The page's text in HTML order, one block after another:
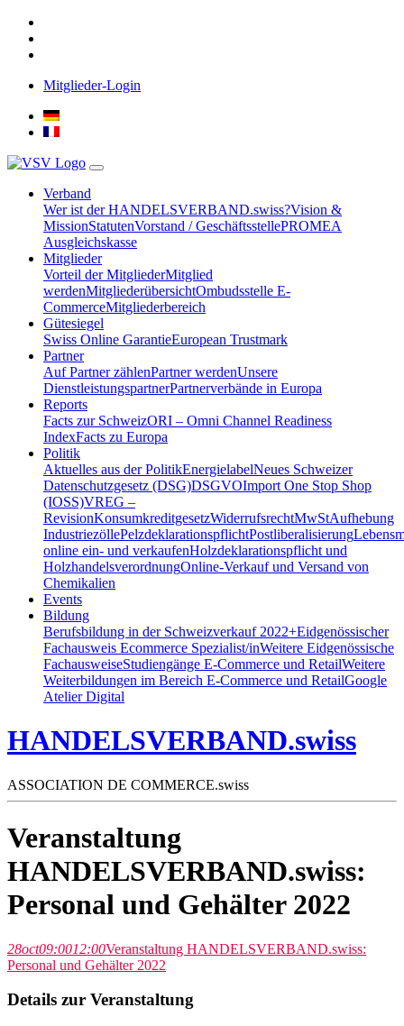
Mitglieder-Login
Verband
Wer ist der HANDELSVERBAND.swiss?Vision &
MissionStatutenVorstand / GeschäftsstellePROMEA
Ausgleichskasse
Mitglieder
Vorteil der MitgliederMitglied
werdenMitgliederübersichtOmbudsstelle E-
CommerceMitgliederbereich
Gütesiegel
Swiss Online GarantieEuropean Trustmark
Partner
Auf Partner zählenPartner werdenUnsere
DienstleistungspartnerPartnerverbände in Europa
Reports
Facts zur SchweizORI – Omni Channel Readiness
IndexFacts zu Europa
Politik
Aktuelles aus der PolitikEnergielabelNeues Schweizer
Datenschutzgesetz (DSG)DSGVOImport One Stop Shop
(IOSS)VREG –
RevisionKonsumkreditgesetzWiderrufsrechtMwStAufhebung
IndustriezöllePelzdeklarationspflichtPostliberalisierung
online ein- und verkaufenHolzdeklarationspflicht und
HolzhandelsverordnungOnline-Verkauf und Versand von
Chemikalien
Events
Bildung
Berufsbildung in der Schweizverkauf 2022+Eidgenössischer
Fachausweis Ecommerce Spezialist/inWeitere Eidgenössische
FachausweiseStudiengänge E-Commerce und RetailWeitere
Weiterbildungen im Bereich E-Commerce und RetailGoogle
Atelier Digital
HANDELSVERBAND.swiss
ASSOCIATION DE COMMERCE.swiss
Veranstaltung
HANDELSVERBAND.swiss:
Personal und Gehälter 2022
28oct09:0012:00Veranstaltung HANDELSVERBAND.swiss:
Personal und Gehälter 2022
Details zur Veranstaltung